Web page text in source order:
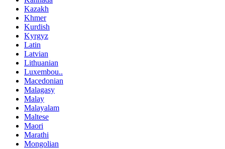
Kazakh
Khmer
Kurdish
Kyrgyz
Latin
Latvian
Lithuanian
Luxembou..
Macedonian
Malagasy
Malay
Malayalam
Maltese
Maori
Marathi
Mongolian